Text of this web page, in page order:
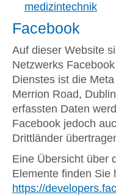
medizintechnik
Facebook
Auf dieser Website
Netzwerks
Dienstes ist die
Merrion Road,
erfassten Daten
Facebook jedoch
Drittländer
Eine Übersicht über
Elemente finden Sie
https://